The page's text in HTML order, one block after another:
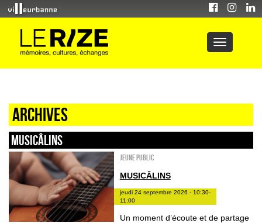
Archives
Musicâlins
Jeune public
MUSICÂLINS
jeudi 24 septembre 2026 - 10:30-
11:00
Un moment d’écoute et de partage